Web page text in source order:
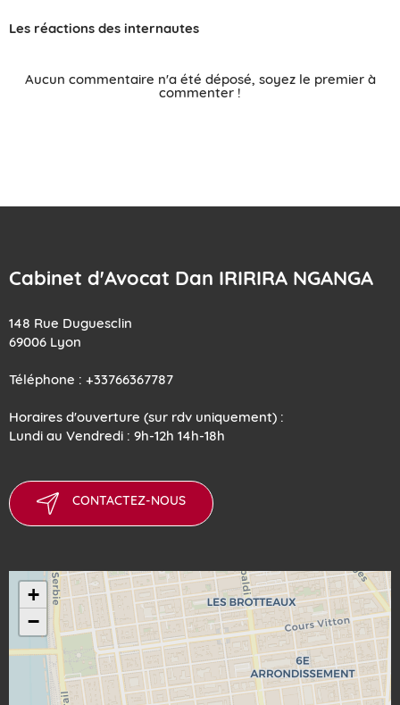
Les réactions des internautes
Aucun commentaire n'a été déposé, soyez le premier à
commenter !
Cabinet d'Avocat Dan IRIRIRA NGANGA
148 Rue Duguesclin
69006 Lyon
Téléphone : +33766367787
Horaires d'ouverture (sur rdv uniquement) :
Lundi au Vendredi : 9h-12h 14h-18h
CONTACTEZ-NOUS
+
−